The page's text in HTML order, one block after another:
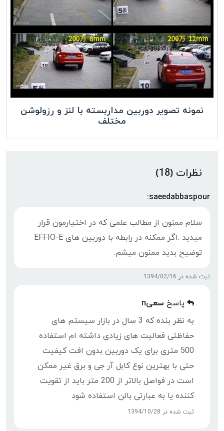
نمونه تصویر دوربین مداربسته با لنز و رزولوشن
مختلف
نظرات (18)
saeedabbaspour:
سلام ممنون از مطالب علمی که در اختیارمون قرار
میدید .اگر ممکنه در رابطه با دوربین های EFFIO-E
توضیح بدید ممنون میشم.
ثبت شده در 1394/02/16
پاسخ سعیn
به نظر بنده که 3 سال در بازار سیستم های
حفاظتی فعالیت های زیادی داشته ام استفاده
500 متری برای یک دوربین بدون افت کیفیت
حتی با بهترین نوع کابل آر جی و برق غیر ممکن
است در فواصل بالاتر از 200 متر باید از تقویت
کننده یا به عبارتی بالن استفاده شود
ثبت شده در 1394/10/28